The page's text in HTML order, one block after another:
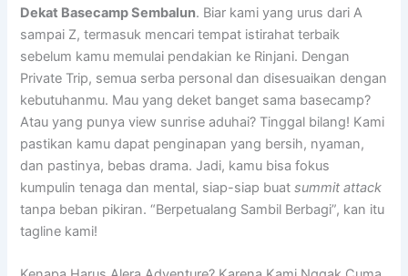
Dekat Basecamp Sembalun. Biar kami yang urus dari A
sampai Z, termasuk mencari tempat istirahat terbaik
sebelum kamu memulai pendakian ke Rinjani. Dengan
Private Trip, semua serba personal dan disesuaikan dengan
kebutuhanmu. Mau yang deket banget sama basecamp?
Atau yang punya view sunrise aduhai? Tinggal bilang! Kami
pastikan kamu dapat penginapan yang bersih, nyaman,
dan pastinya, bebas drama. Jadi, kamu bisa fokus
kumpulin tenaga dan mental, siap-siap buatsummit attack
tanpa beban pikiran. “Berpetualang Sambil Berbagi”, kan itu
tagline kami!